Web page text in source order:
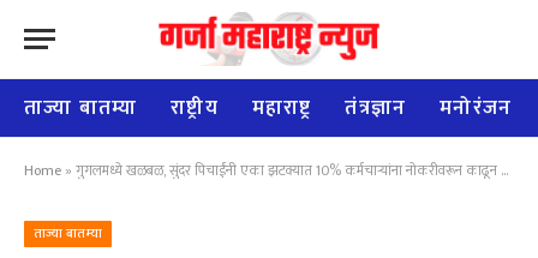
ताज्या बातम्या राष्ट्रीय महाराष्ट्र तंत्रज्ञान मनोरंजन
Home » गुगलमध्ये खळबळ, सुंदर पिचाईंनी एका झटक्यात 10% कर्मचाऱ्यांना नोकरीवरून काढून टाकले
ताज्या बातम्या